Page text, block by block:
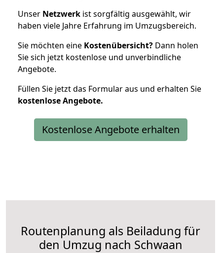
Unser Netzwerk ist sorgfältig ausgewählt, wir
haben viele Jahre Erfahrung im Umzugsbereich.
Sie möchten eine Kostenübersicht? Dann holen
Sie sich jetzt kostenlose und unverbindliche
Angebote.
Füllen Sie jetzt das Formular aus und erhalten Sie
kostenloseAngebote.
Kostenlose Angebote erhalten
Routenplanung als Beiladung für
den Umzug nach Schwaan